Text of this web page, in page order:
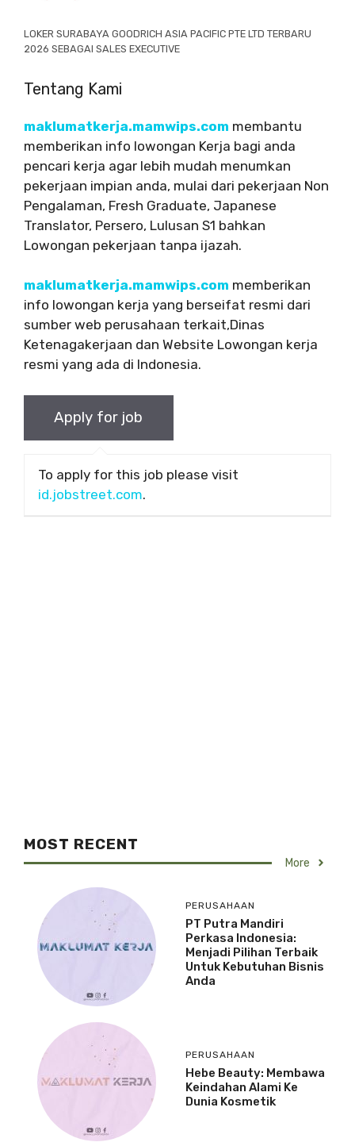
LOKER SURABAYA GOODRICH ASIA PACIFIC PTE LTD TERBARU
2026 SEBAGAI SALES EXECUTIVE
Tentang Kami
maklumatkerja.mamwips.com membantu
memberikan info lowongan Kerja bagi anda
pencari kerja agar lebih mudah menumkan
pekerjaan impian anda, mulai dari pekerjaan Non
Pengalaman, Fresh Graduate, Japanese
Translator, Persero, Lulusan S1 bahkan
Lowongan pekerjaan tanpa ijazah.
maklumatkerja.mamwips.com memberikan
info lowongan kerja yang berseifat resmi dari
sumber web perusahaan terkait,Dinas
Ketenagakerjaan dan Website Lowongan kerja
resmi yang ada di Indonesia.
To apply for this job please visit
id.jobstreet.com.
MOST RECENT
More
PERUSAHAAN
PT Putra Mandiri
Perkasa Indonesia:
Menjadi Pilihan Terbaik
Untuk Kebutuhan Bisnis
Anda
PERUSAHAAN
Hebe Beauty: Membawa
Keindahan Alami Ke
Dunia Kosmetik